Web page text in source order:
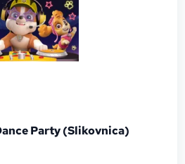
Party (Slikovnica)